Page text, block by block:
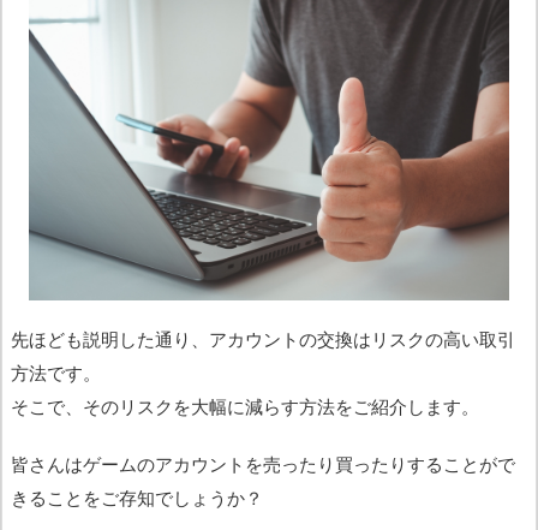
先ほども説明した通り、アカウントの交換はリスクの高い取引
方法です。
そこで、そのリスクを大幅に減らす方法をご紹介します。
皆さんはゲームのアカウントを売ったり買ったりすることがで
きることをご存知でしょうか？